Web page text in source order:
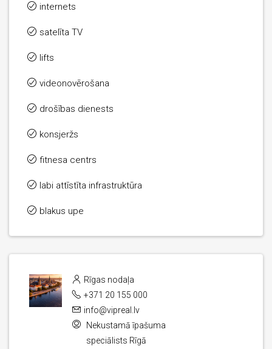
internets
satelīta TV
lifts
videonovērošana
drošības dienests
konsjeržs
fitnesa centrs
labi attīstīta infrastruktūra
blakus upe
Rīgas nodaļa
+371 20 155 000
info@vipreal.lv
Nekustamā īpašuma
speciālists Rīgā